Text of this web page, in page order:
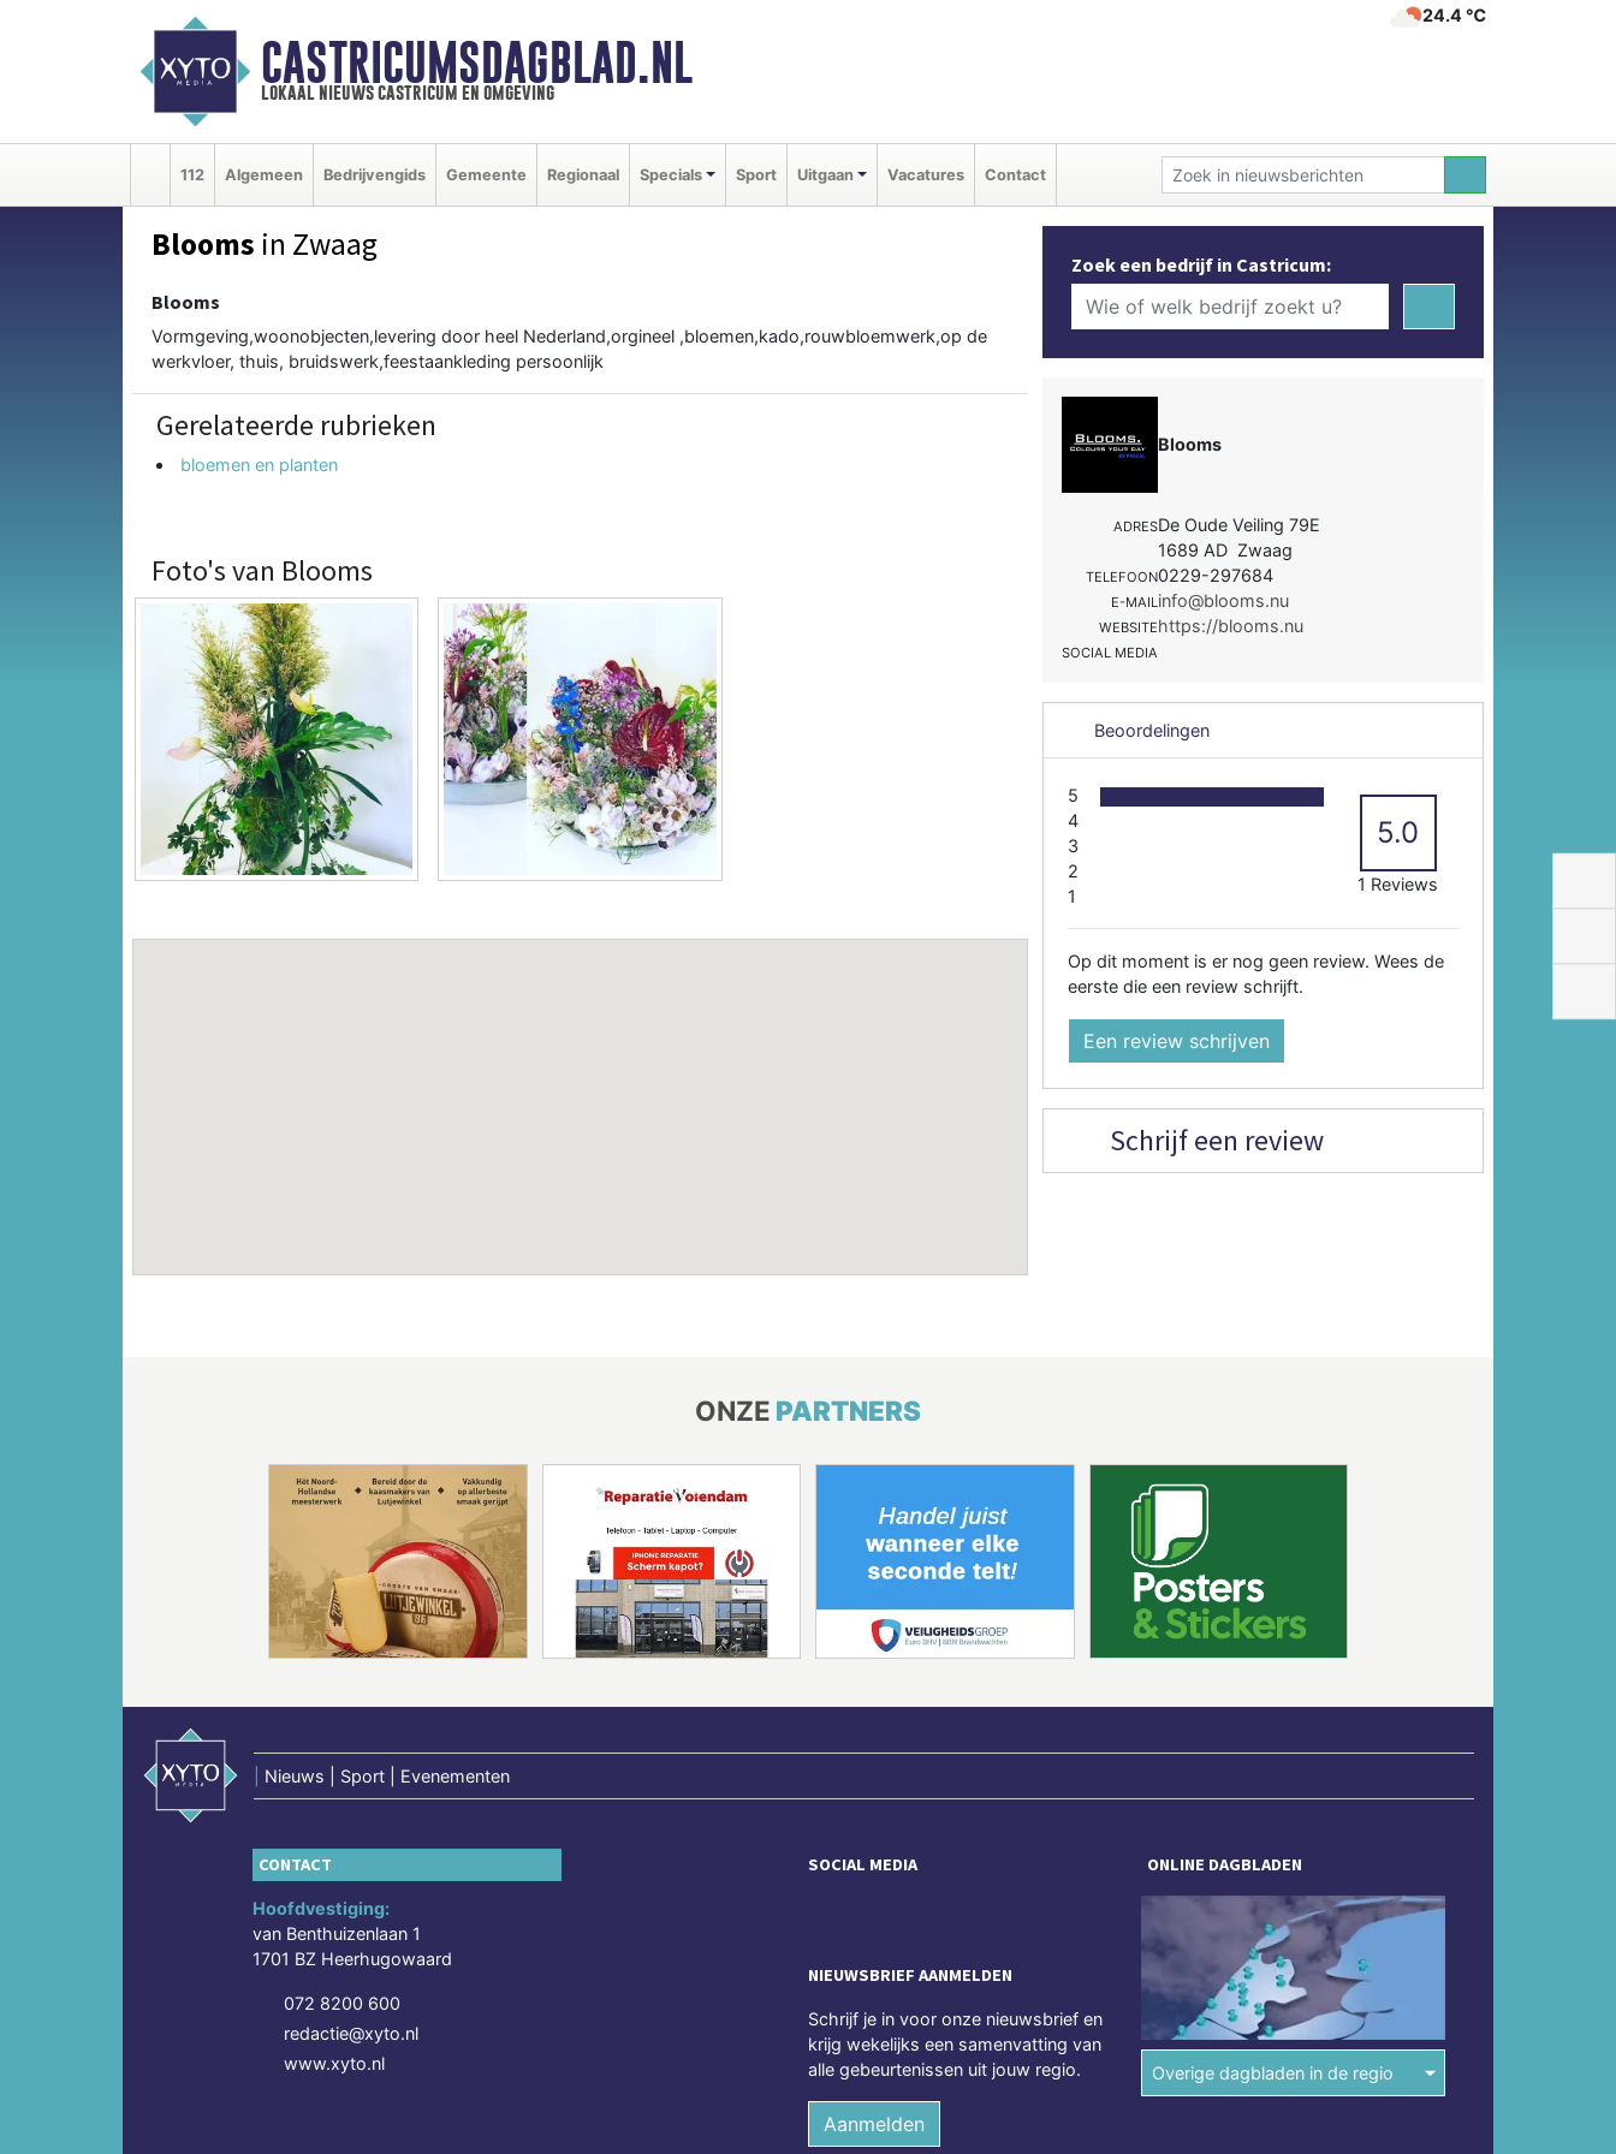
CASTRICUMSDAGBLAD.NL
lokaal nieuws castricum en omgeving
24.4 ℃
112 Algemeen Bedrijvengids Gemeente Regionaal Specials Sport Uitgaan Vacatures Contact
Blooms in Zwaag
Blooms
Vormgeving,woonobjecten,levering door heel Nederland,orgineel ,bloemen,kado,rouwbloemwerk,op de
werkvloer, thuis, bruidswerk,feestaankleding persoonlijk
Gerelateerde rubrieken
bloemen en planten
Foto's van Blooms
Zoek een bedrijf in Castricum:
Blooms
ADRESDe Oude Veiling 79E
1689 AD Zwaag
TELEFOON0229-297684
E-MAILinfo@blooms.nu
WEBSITEhttps://blooms.nu
SOCIAL MEDIA
Beoordelingen
5
4
3
2
1
5.0
1 Reviews
Op dit moment is er nog geen review. Wees de
eerste die een review schrijft.
Een review schrijven
Schrijf een review
ONZE PARTNERS
Nieuws | Sport | Evenementen
CONTACT
Hoofdvestiging:
van Benthuizenlaan 1
1701 BZ Heerhugowaard
072 8200 600
redactie@xyto.nl
www.xyto.nl
SOCIAL MEDIA
NIEUWSBRIEF AANMELDEN
Schrijf je in voor onze nieuwsbrief en
krijg wekelijks een samenvatting van
alle gebeurtenissen uit jouw regio.
Aanmelden
ONLINE DAGBLADEN
Overige dagbladen in de regio